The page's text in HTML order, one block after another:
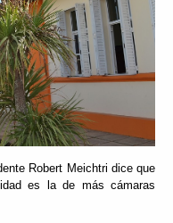
Robert Meichtri dice que
es la de más cámaras